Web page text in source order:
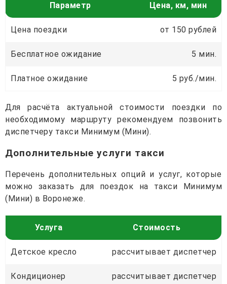
Параметр Цена, км, мин
Цена поездки от 150 рублей
Бесплатное ожидание 5 мин.
Платное ожидание 5 руб./мин.
Для расчёта актуальной стоимости поездки по
необходимому маршруту рекомендуем позвонить
диспетчеру такси Минимум (Мини).
Дополнительные услуги такси
Перечень дополнительных опций и услуг, которые
можно заказать для поездок на такси Минимум
(Мини) в Воронеже.
Услуга Стоимость
Детское кресло рассчитывает диспетчер
Кондиционер рассчитывает диспетчер